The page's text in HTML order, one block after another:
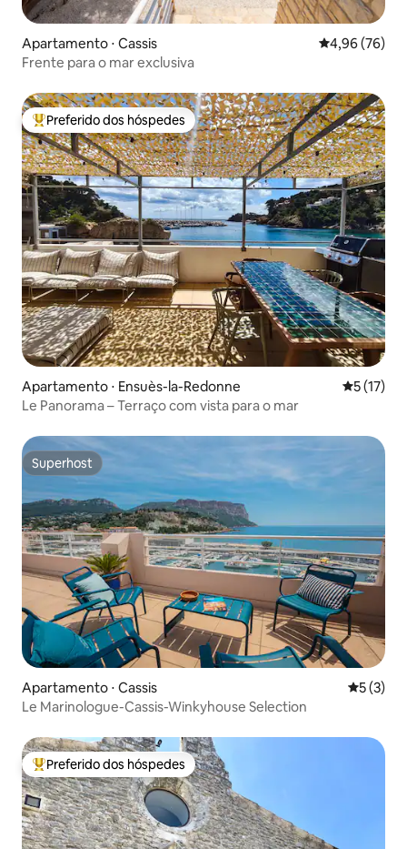
Apartamento ⋅ Cassis 4,96 de uma
4,96 (76)
Frente para o mar exclusiva
Entre os melhores preferidos dos hóspedes
Preferido dos hóspedes
Apartamento ⋅ Ensuès-la-Redonne 5 de uma
5 (17)
Le Panorama – Terraço com vista para o mar
Superhost
Superhost
Apartamento ⋅ Cassis 5 de
5 (3)
Le Marinologue-Cassis-Winkyhouse Selection
Entre os melhores preferidos dos hóspedes
Preferido dos hóspedes